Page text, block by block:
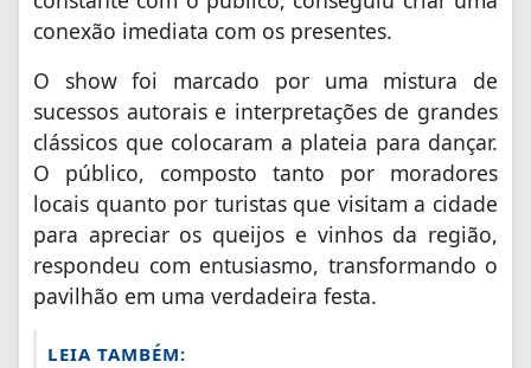
conexão imediata com os presentes.
O show foi marcado por uma mistura de
sucessos autorais e interpretações de grandes
clássicos que colocaram a plateia para dançar.
O público, composto tanto por moradores
locais quanto por turistas que visitam a cidade
para apreciar os queijos e vinhos da região,
respondeu com entusiasmo, transformando o
pavilhão em uma verdadeira festa.
LEIA TAMBÉM: